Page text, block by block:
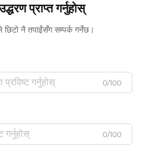
प्राप्त गर्नुहोस्
छिटो नै तपाईंसँग सम्पर्क गर्नेछ।
0/100
0/100